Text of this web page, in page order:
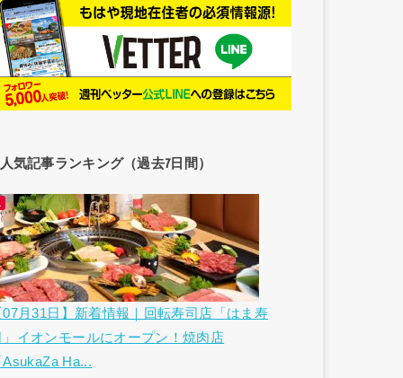
人気記事ランキング（過去7日間）
07月31日】新着情報｜回転寿司店「はま寿
」イオンモールにオープン！焼肉店
AsukaZa Ha...